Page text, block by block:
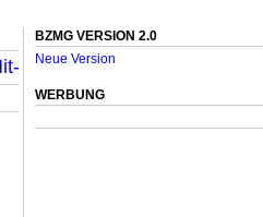
Zeitung für
BZMG VERSION 2.0
Neue Version
WERBUNG